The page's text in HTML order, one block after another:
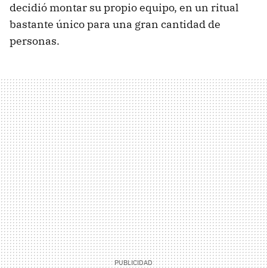
decidió montar su propio equipo, en un ritual
bastante único para una gran cantidad de
personas.